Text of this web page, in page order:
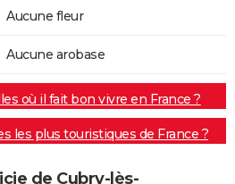
Aucune fleur
Aucune arobase
où il fait bon vivre en France ?
les plus touristiques de France ?
de Cubry-lès-